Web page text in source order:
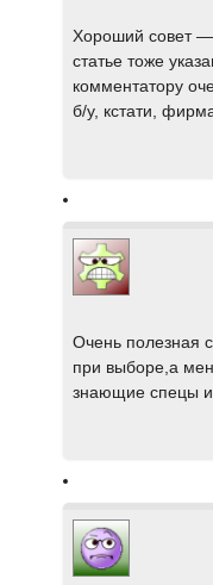
Хороший совет —
статье тоже
комментатору
б/у, кстати,
Очень полезная
при выборе,а
знающие спецы и